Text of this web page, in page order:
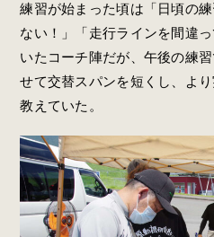
練習が始まった頃は「日頃の
ない！」「走行ラインを間違
いたコーチ陣だが、午後の練
せて交替スパンを短くし、よ
教えていた。